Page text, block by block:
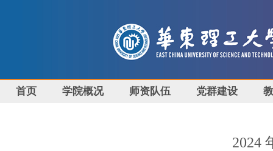
首页 学院概况 师资队伍 党群建设
2024